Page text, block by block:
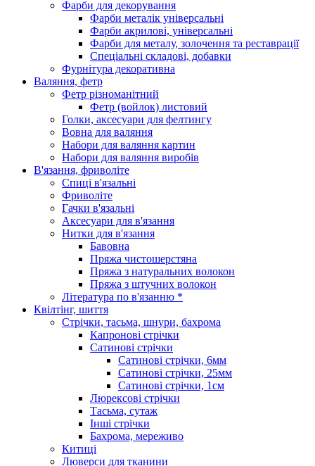
Фарби для декорування
Фарби металік універсальні
Фарби акрилові, універсальні
Фарби для металу, золочення та реставрації
Спеціальні складові, добавки
Фурнітура декоративна
Валяння, фетр
Фетр різноманітний
Фетр (войлок) листовий
Голки, аксесуари для фелтингу
Вовна для валяння
Набори для валяння картин
Набори для валяння виробів
В'язання, фриволіте
Спиці в'язальні
Фриволіте
Гачки в'язальні
Аксесуари для в'язання
Нитки для в'язання
Бавовна
Пряжа чистошерстяна
Пряжа з натуральних волокон
Пряжа з штучних волокон
Література по в'язанню *
Квілтінг, шиття
Стрічки, тасьма, шнури, бахрома
Капронові стрічки
Сатинові стрічки
Сатинові стрічки, 6мм
Сатинові стрічки, 25мм
Сатинові стрічки, 1см
Люрексові стрічки
Тасьма, сутаж
Інші стрічки
Бахрома, мереживо
Китиці
Люверси для тканини